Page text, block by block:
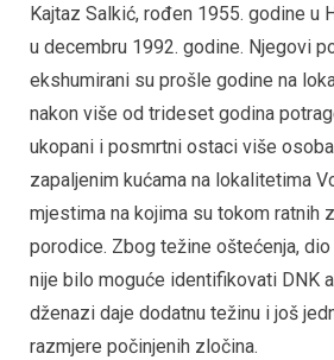
Kajtaz Salkić, rođen 1955. godine u
u decembru 1992. godine. Njegovi
ekshumirani su prošle godine na
nakon više od trideset godina
ukopani i posmrtni ostaci više
zapaljenim kućama na lokalitetima
mjestima na kojima su tokom ratnih
porodice. Zbog težine oštećenja,
nije bilo moguće identifikovati DNK
dženazi daje dodatnu težinu i još
razmjere počinjenih zločina.